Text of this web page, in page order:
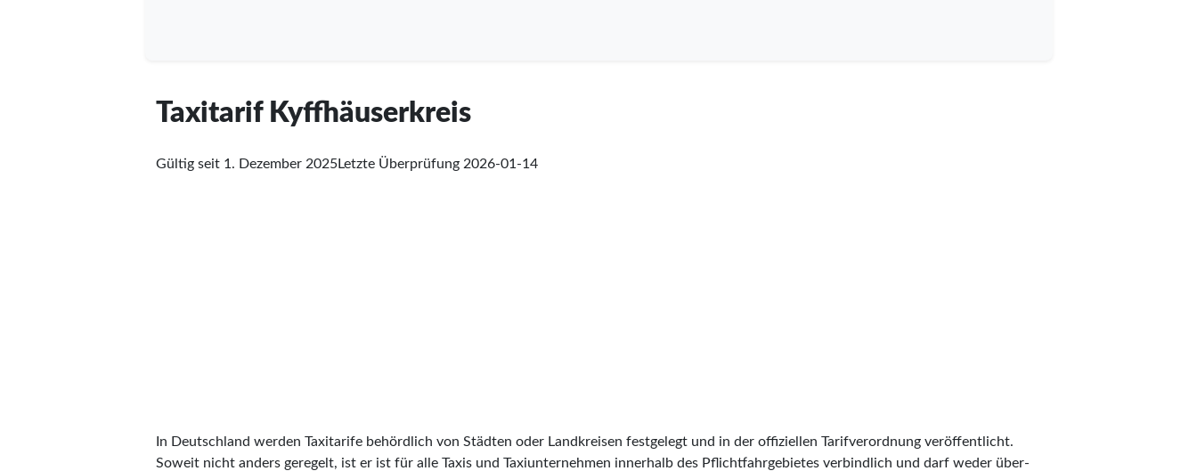
Taxitarif Kyffhäuserkreis
Gültig seit 1. Dezember 2025Letzte Überprüfung 2026-01-14
In Deutschland werden Taxitarife behördlich von Städten oder Landkreisen festgelegt und in der offiziellen Tarifverordnung veröffentlicht.
Soweit nicht anders geregelt, ist er ist für alle Taxis und Taxiunternehmen innerhalb des Pflichtfahrgebietes verbindlich und darf weder über-